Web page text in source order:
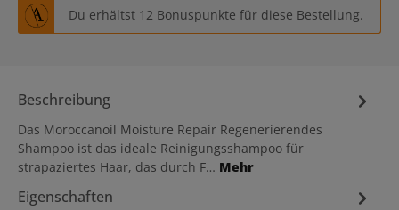
Du erhältst 12 Bonuspunkte für diese Bestellung.
Beschreibung
Das Moroccanoil Moisture Repair Regenerierendes
Shampoo ist das ideale Reinigungsshampoo für
strapaziertes Haar, das durch F… Mehr
Eigenschaften